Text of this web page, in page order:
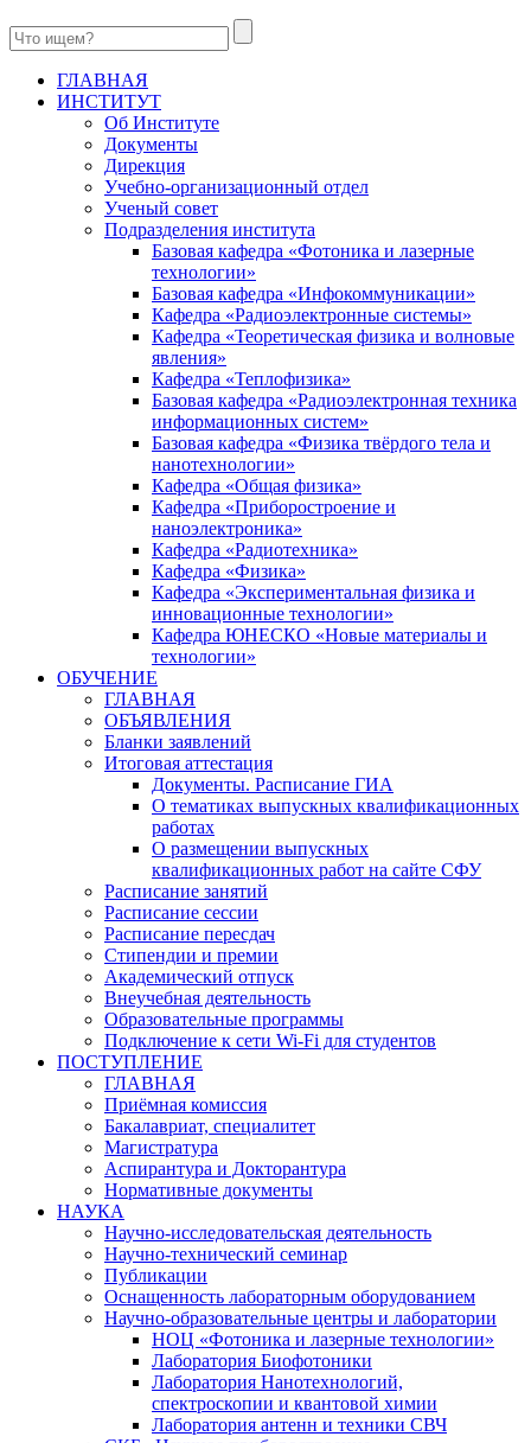
ГЛАВНАЯ
ИНСТИТУТ
Об Институте
Документы
Дирекция
Учебно-организационный отдел
Ученый совет
Подразделения института
Базовая кафедра «Фотоника и лазерные
технологии»
Базовая кафедра «Инфокоммуникации»
Кафедра «Радиоэлектронные системы»
Кафедра «Теоретическая физика и волновые
явления»
Кафедра «Теплофизика»
Базовая кафедра «Радиоэлектронная техника
информационных систем»
Базовая кафедра «Физика твёрдого тела и
нанотехнологии»
Кафедра «Общая физика»
Кафедра «Приборостроение и
наноэлектроника»
Кафедра «Радиотехника»
Кафедра «Физика»
Кафедра «Экспериментальная физика и
инновационные технологии»
Кафедра ЮНЕСКО «Новые материалы и
технологии»
ОБУЧЕНИЕ
ГЛАВНАЯ
ОБЪЯВЛЕНИЯ
Бланки заявлений
Итоговая аттестация
Документы. Расписание ГИА
О тематиках выпускных квалификационных
работах
О размещении выпускных
квалификационных работ на сайте СФУ
Расписание занятий
Расписание сессии
Расписание пересдач
Стипендии и премии
Академический отпуск
Внеучебная деятельность
Образовательные программы
Подключение к сети Wi-Fi для студентов
ПОСТУПЛЕНИЕ
ГЛАВНАЯ
Приёмная комиссия
Бакалавриат, специалитет
Магистратура
Аспирантура и Докторантура
Нормативные документы
НАУКА
Научно-исследовательская деятельность
Научно-технический семинар
Публикации
Оснащенность лабораторным оборудованием
Научно-образовательные центры и лаборатории
НОЦ «Фотоника и лазерные технологии»
Лаборатория Биофотоники
Лаборатория Нанотехнологий,
спектроскопии и квантовой химии
Лаборатория антенн и техники СВЧ